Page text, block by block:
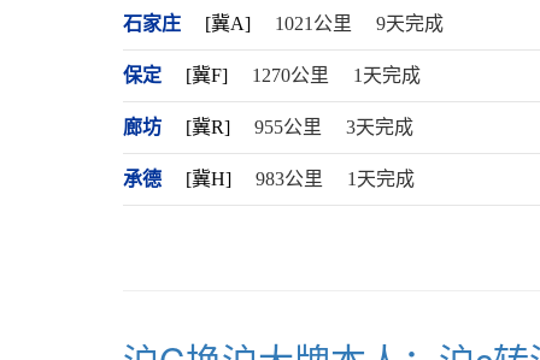
石家庄 [冀A] 1021公里 9天完成
保定 [冀F] 1270公里 1天完成
廊坊 [冀R] 955公里 3天完成
承德 [冀H] 983公里 1天完成